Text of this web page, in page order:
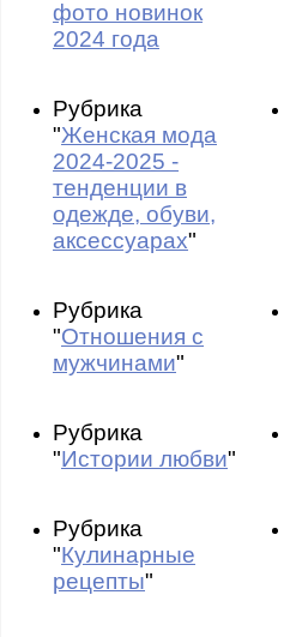
фото новинок
2024 года
Рубрика
"Женская мода
2024-2025 -
тенденции в
одежде, обуви,
аксессуарах"
Рубрика
"Отношения с
мужчинами"
Рубрика
"Истории любви"
Рубрика
"Кулинарные
рецепты"